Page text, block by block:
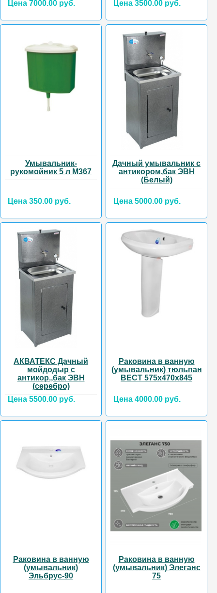
Цена 7000.00 руб.
Цена 3500.00 руб.
Умывальник-
рукомойник 5 л М367
Цена 350.00 руб.
Дачный умывальник с
антикором,бак ЭВН
(Белый)
Цена 5000.00 руб.
АКВАТЕКС Дачный
мойдодыр с
антикор.,бак ЭВН
(серебро)
Цена 5500.00 руб.
Раковина в ванную
(умывальник) тюльпан
ВЕСТ 575х470х845
Цена 4000.00 руб.
Раковина в ванную
(умывальник)
Эльбрус-90
Раковина в ванную
(умывальник) Элеганс
75